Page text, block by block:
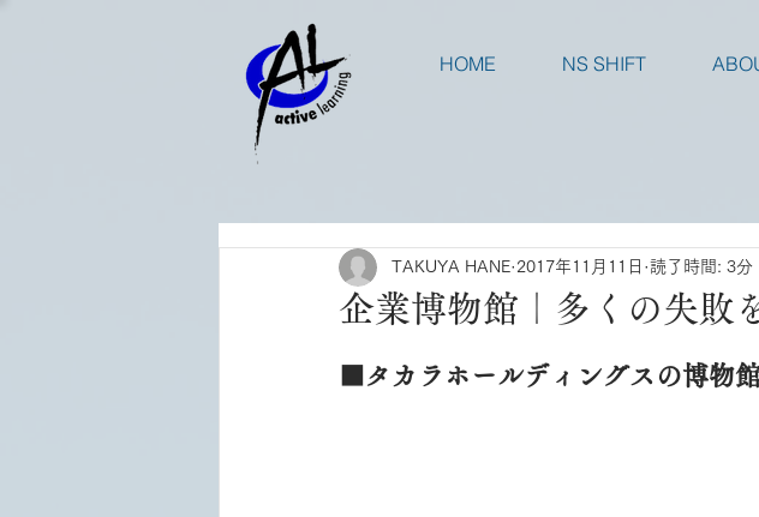
HOME NS SHIFT
企業博物館｜多くの失敗
TAKUYA HANE 2017年11月11日 読了時間: 3分
■タカラホールディングスの博物